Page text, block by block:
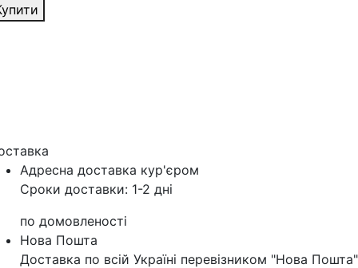
Адресна доставка кур'‎єром
Сроки доставки: 1-2 дні
по домовленості
Нова Пошта
Доставка по всій Україні перевізником "Нова Пошта"